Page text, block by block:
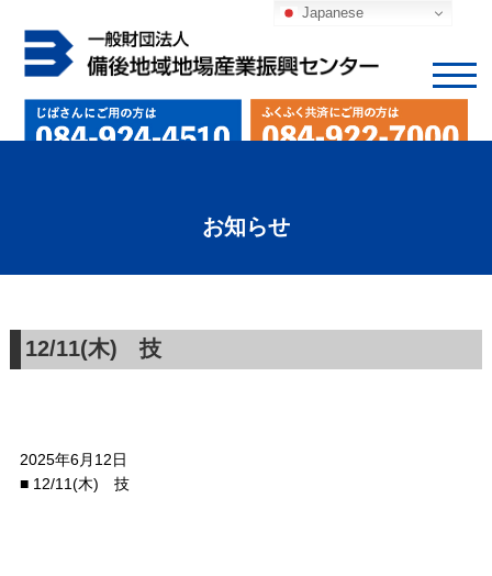
お知らせ
12/11(木) 技
2025年6月12日
■ 12/11(木) 技
Japanese